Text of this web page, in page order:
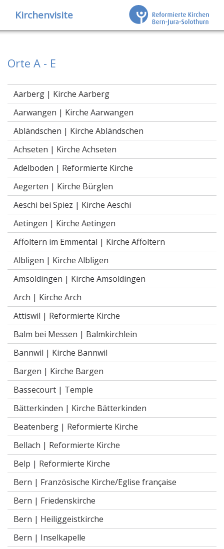
Kirchenvisite
Orte A - E
Aarberg | Kirche Aarberg
Aarwangen | Kirche Aarwangen
Abländschen | Kirche Abländschen
Achseten | Kirche Achseten
Adelboden | Reformierte Kirche
Aegerten | Kirche Bürglen
Aeschi bei Spiez | Kirche Aeschi
Aetingen | Kirche Aetingen
Affoltern im Emmental | Kirche Affoltern
Albligen | Kirche Albligen
Amsoldingen | Kirche Amsoldingen
Arch | Kirche Arch
Attiswil | Reformierte Kirche
Balm bei Messen | Balmkirchlein
Bannwil | Kirche Bannwil
Bargen | Kirche Bargen
Bassecourt | Temple
Bätterkinden | Kirche Bätterkinden
Beatenberg | Reformierte Kirche
Bellach | Reformierte Kirche
Belp | Reformierte Kirche
Bern | Französische Kirche/Eglise française
Bern | Friedenskirche
Bern | Heiliggeistkirche
Bern | Inselkapelle